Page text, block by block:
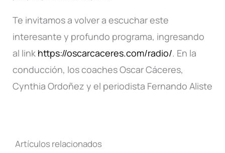
Te invitamos a volver a escuchar este
interesante y profundo programa, ingresando
al link https://oscarcaceres.com/radio/. En la
conducción, los coaches Oscar Cáceres,
Cynthia Ordoñez y el periodista Fernando Aliste
Artículos relacionados